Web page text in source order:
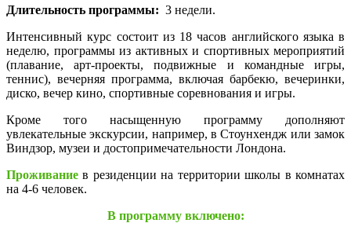
Длительность программы: 3 недели.
Интенсивный курс состоит из 18 часов английского языка в
неделю, программы из активных и спортивных мероприятий
(плавание, арт-проекты, подвижные и командные игры,
теннис), вечерняя программа, включая барбекю, вечеринки,
диско, вечер кино, спортивные соревнования и игры.
Кроме того насыщенную программу дополняют
увлекательные экскурсии, например, в Стоунхендж или замок
Виндзор, музеи и достопримечательности Лондона.
Проживание в резиденции на территории школы в комнатах
на 4-6 человек.
В программу включено: